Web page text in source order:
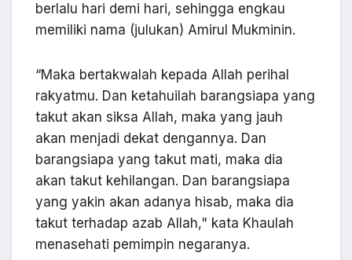
berlalu hari demi hari, sehingga engkau
memiliki nama (julukan) Amirul Mukminin.
“Maka bertakwalah kepada Allah perihal
rakyatmu. Dan ketahuilah barangsiapa yang
takut akan siksa Allah, maka yang jauh
akan menjadi dekat dengannya. Dan
barangsiapa yang takut mati, maka dia
akan takut kehilangan. Dan barangsiapa
yang yakin akan adanya hisab, maka dia
takut terhadap azab Allah," kata Khaulah
menasehati pemimpin negaranya.